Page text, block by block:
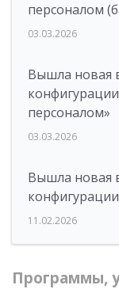
персоналом
03.03.2026
Вышла новая
персоналом»
03.03.2026
Вышла новая
11.02.2026
Программы,